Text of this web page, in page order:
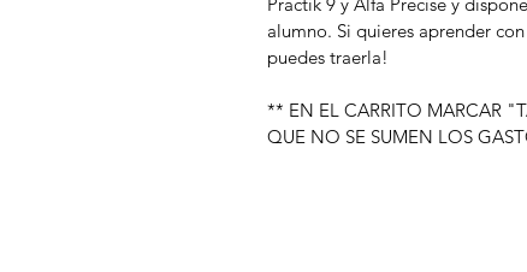
alumno. Si quieres aprender
puedes traerla!
** EN EL CARRITO MARCAR
QUE NO SE SUMEN LOS